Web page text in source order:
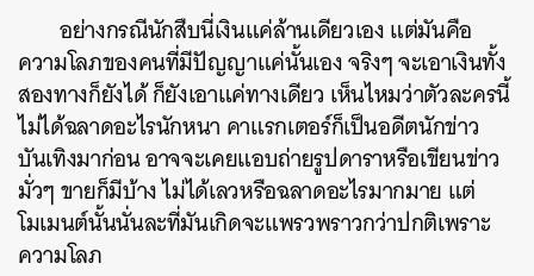
อย่างกรณีนักสืบนี่เงินแค่ล้านเดียวเอง แต่มันคือ
ความโลภของคนที่มีปัญญาแค่นั้นเอง จริงๆ จะเอาเงินทั้ง
สองทางก็ยังได้ ก็ยังเอาแค่ทางเดียว เห็นไหมว่าตัวละครนี้
ไม่ได้ฉลาดอะไรนักหนา คาแรกเตอร์ก็เป็นอดีตนักข่าว
บันเทิงมาก่อน อาจจะเคยแอบถ่ายรูปดาราหรือเขียนข่าว
มั่วๆ ขายก็มีบ้าง ไม่ได้เลวหรือฉลาดอะไรมากมาย แต่
โมเมนต์นั้นนั่นละที่มันเกิดจะแพรวพราวกว่าปกติเพราะ
ความโลภ